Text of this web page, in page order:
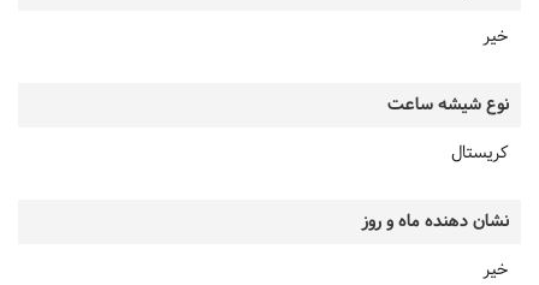
خیر
نوع شیشه ساعت
کریستال
نشان دهنده ماه و روز
خیر